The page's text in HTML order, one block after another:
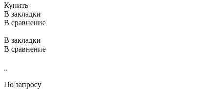
Купить
В закладки
В сравнение
В закладки
В сравнение
..
По запросу